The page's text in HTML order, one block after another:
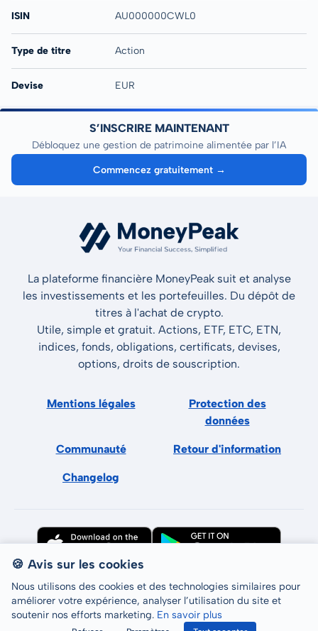
ISIN AU000000CWL0
Type de titre Action
Devise EUR
S’INSCRIRE MAINTENANT
Débloquez une gestion de patrimoine alimentée par l’IA
Commencez gratuitement →
La plateforme financière MoneyPeak suit et analyse
les investissements et les portefeuilles. Du dépôt de
titres à l'achat de crypto.
Utile, simple et gratuit. Actions, ETF, ETC, ETN,
indices, fonds, obligations, certificats, devises,
options, droits de souscription.
Mentions légales
Protection des
données
Communauté Retour d'information
Changelog
Tous droits réservés © LCP GmbH 2026
🍪 Avis sur les cookies
Nous utilisons des cookies et des technologies similaires pour
améliorer votre expérience, analyser l’utilisation du site et
soutenir nos efforts marketing. En savoir plus